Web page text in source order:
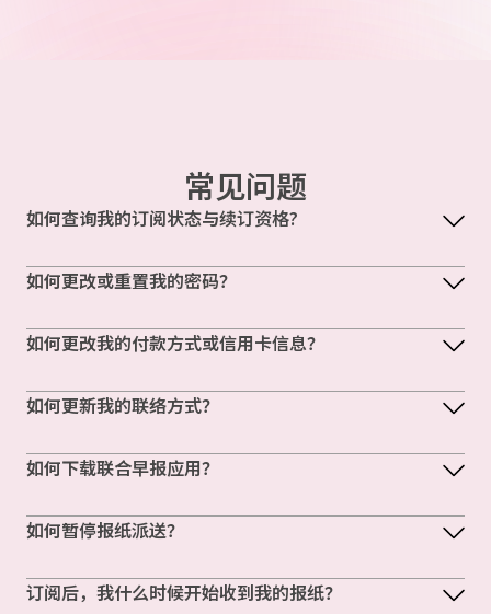
常见问题
如何查询我的订阅状态与续订资格?
如何更改或重置我的密码？
如何更改我的付款方式或信用卡信息？
如何更新我的联络方式？
如何下载联合早报应用？
如何暂停报纸派送？
订阅后，我什么时候开始收到我的报纸？